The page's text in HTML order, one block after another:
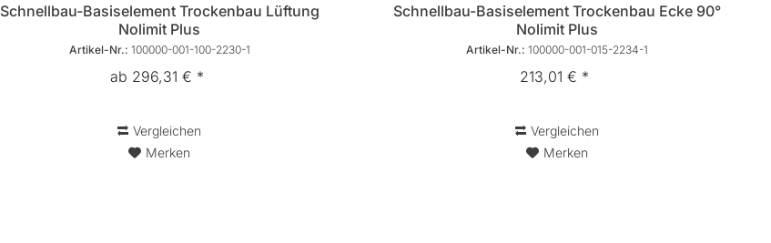
Schnellbau-Basiselement Trockenbau Lüftung
Nolimit Plus
Artikel-Nr.: 100000-001-100-2230-1
ab 296,31 € *
Vergleichen
Merken
Schnellbau-Basiselement Trockenbau Ecke 90°
Nolimit Plus
Artikel-Nr.: 100000-001-015-2234-1
213,01 € *
Vergleichen
Merken